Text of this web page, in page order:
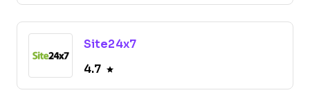
Site24x7
4.7